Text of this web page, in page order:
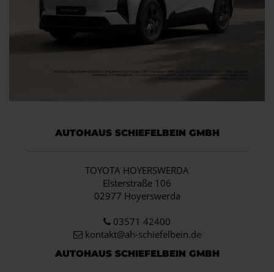
AUTOHAUS SCHIEFELBEIN GMBH
TOYOTA HOYERSWERDA
Elsterstraße 106
02977 Hoyerswerda
03571 42400
kontakt@ah-schiefelbein.de
AUTOHAUS SCHIEFELBEIN GMBH